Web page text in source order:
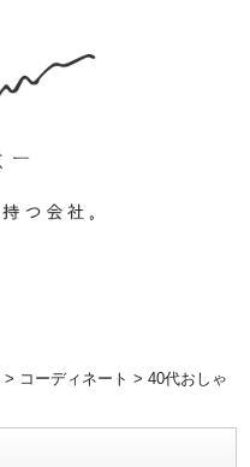
> コーディネート >40代おしゃ